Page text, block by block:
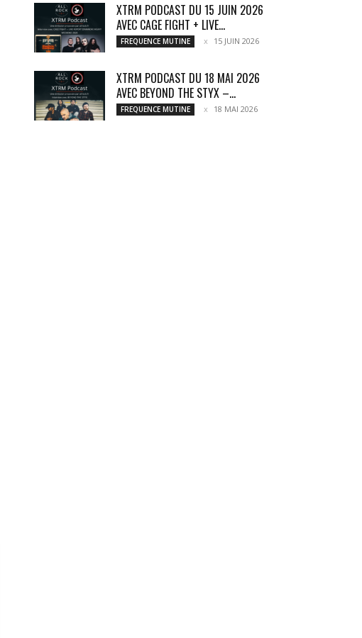
XTRM PODCAST DU 15 JUIN 2026
AVEC CAGE FIGHT + LIVE...
FREQUENCE MUTINE 15 JUIN 2026
XTRM PODCAST DU 18 MAI 2026
AVEC BEYOND THE STYX –...
FREQUENCE MUTINE 18 MAI 2026